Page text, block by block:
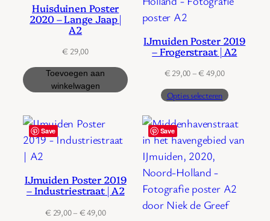
Huisduinen Poster
2020 – Lange Jaap |
A2
€ 29,00
Toevoegen aan
winkelwagen
IJmuiden Poster 2019
– Frogerstraat | A2
€ 29,00–€ 49,00Prijsklasse:
tot
Opties selecteren
Save
IJmuiden Poster 2019
– Industriestraat | A2
€ 29,00– €49,00Prijsklasse:
Save